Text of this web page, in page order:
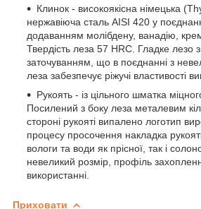
Клинок - високоякісна німецька
нержавіюча сталь AISI 420 у
додаванням молібдену, ванадію,
Твердість леза 57 HRC. Гладке лезо
заточуванням, що в поєднанні з
леза забезпечує ріжучі властивості
Рукоять - із цільного шматка
Посилений з боку леза металевим
стороні рукояті випалено логотип
процесу просочення накладка
вологи та води як прісної, так і
невеликий розмір, профіль
використанні.
Приховати